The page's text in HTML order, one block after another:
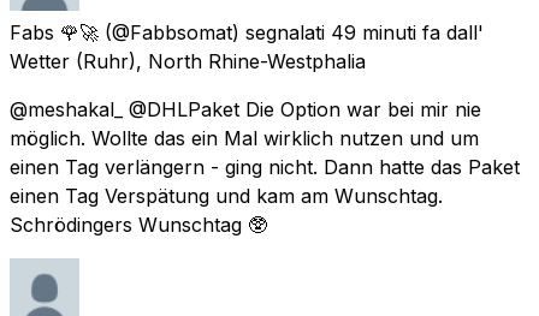
Fabs 🌹🚀 (@Fabbsomat) segnalati 49 minuti fa dall'
Wetter (Ruhr), North Rhine-Westphalia
@meshakal_ @DHLPaket Die Option war bei mir nie
möglich. Wollte das ein Mal wirklich nutzen und um
einen Tag verlängern - ging nicht. Dann hatte das Paket
einen Tag Verspätung und kam am Wunschtag.
Schrödingers Wunschtag 🥸